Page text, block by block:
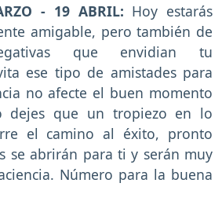
- 19 ABRIL: Hoy estarás
amigable, pero también de
que envidian tu
ese tipo de amistades para
no afecte el buen momento
dejes que un tropiezo en lo
el camino al éxito, pronto
se abrirán para ti y serán muy
Número para la buena